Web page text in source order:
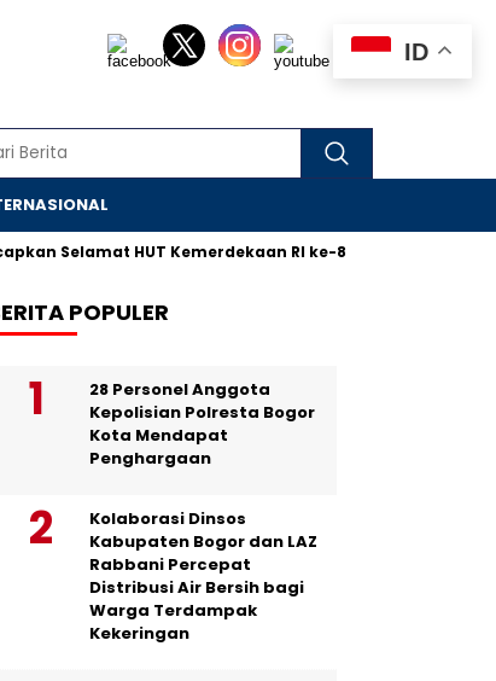
Selamat HUT Kemerdekaan RI ke-80
POPULER
28 Personel Anggota
Kepolisian Polresta Bogor
Kota Mendapat
Penghargaan
Kolaborasi Dinsos
Kabupaten Bogor dan LAZ
Rabbani Percepat
Distribusi Air Bersih bagi
Warga Terdampak
Kekeringan
ID